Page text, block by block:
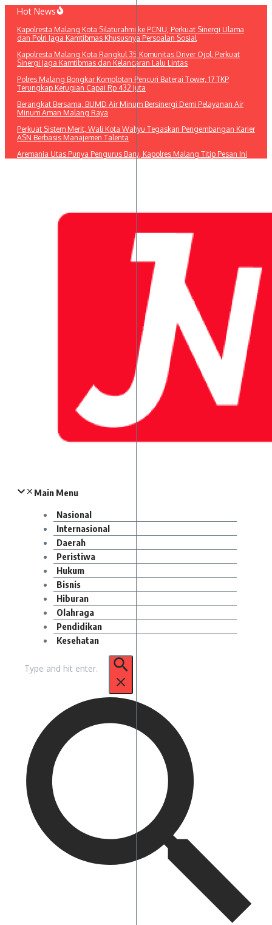
Lewati
konten
Hot News
Kapolresta Malang Kota Silaturahmi ke PCNU, Perkuat Sinergi Ulama
dan Polri Jaga Kamtibmas Khususnya Persoalan Sosial
Kapolresta Malang Kota Rangkul 35 Komunitas Driver Ojol, Perkuat
Sinergi Jaga Kamtibmas dan Kelancaran Lalu Lintas
Polres Malang Bongkar Komplotan Pencuri Baterai Tower, 17 TKP
Terungkap Kerugian Capai Rp 432 Juta
Berangkat Bersama, BUMD Air Minum Bersinergi Demi Pelayanan Air
Minum Aman Malang Raya
Perkuat Sistem Merit, Wali Kota Wahyu Tegaskan Pengembangan Karier
ASN Berbasis Manajemen Talenta
Aremania Utas Punya Pengurus Baru, Kapolres Malang Titip Pesan Ini
Main Menu
Nasional
Internasional
Daerah
Peristiwa
Hukum
Bisnis
Hiburan
Olahraga
Pendidikan
Kesehatan
untuk: